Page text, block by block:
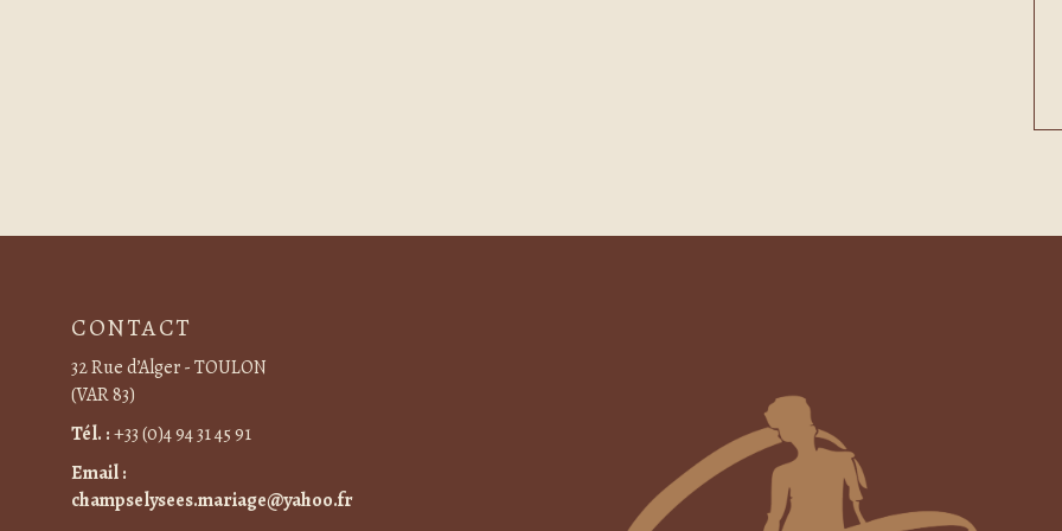
CONTACT
32 Rue d’Alger - TOULON
(VAR 83)
Tél. :+33 (0)4 94 31 45 91
Email :
champselysees.mariage@yahoo.fr